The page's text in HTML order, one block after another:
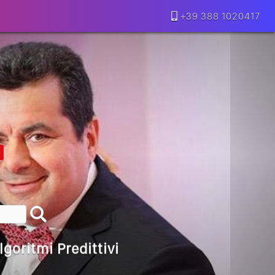
+39 388 1020417
Motivazione…
Franzese
Davvero
Vecchia SEO
Predittivi
Media, L’AI E I Contenuti…